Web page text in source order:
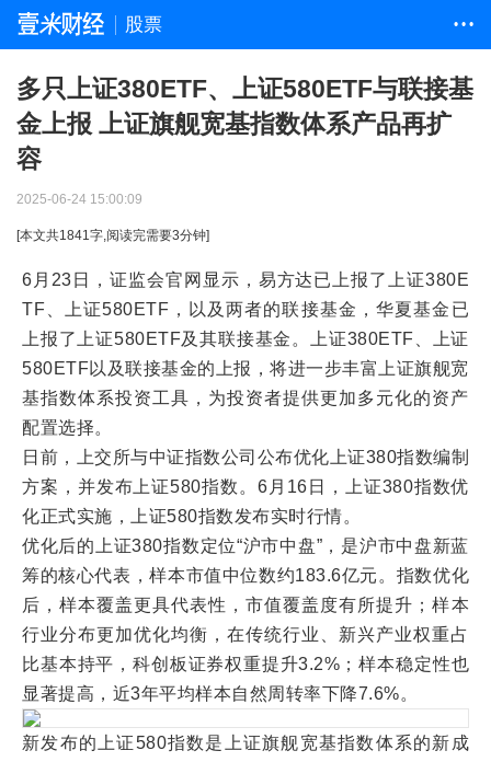
股票 • • •
多只上证380ETF、上证580ETF与联接基
金上报 上证旗舰宽基指数体系产品再扩
容
2025-06-24 15:00:09
[本文共1841字,阅读完需要3分钟]
6月23日，证监会官网显示，易方达已上报了上证380E
TF、上证580ETF，以及两者的联接基金，华夏基金已
上报了上证580ETF及其联接基金。上证380ETF、上证
580ETF以及联接基金的上报，将进一步丰富上证旗舰宽
基指数体系投资工具，为投资者提供更加多元化的资产
配置选择。
日前，上交所与中证指数公司公布优化上证380指数编制
方案，并发布上证580指数。6月16日，上证380指数优
化正式实施，上证580指数发布实时行情。
优化后的上证380指数定位“沪市中盘”，是沪市中盘新蓝
筹的核心代表，样本市值中位数约183.6亿元。指数优化
后，样本覆盖更具代表性，市值覆盖度有所提升；样本
行业分布更加优化均衡，在传统行业、新兴产业权重占
比基本持平，科创板证券权重提升3.2%；样本稳定性也
显著提高，近3年平均样本自然周转率下降7.6%。
新发布的上证580指数是上证旗舰宽基指数体系的新成